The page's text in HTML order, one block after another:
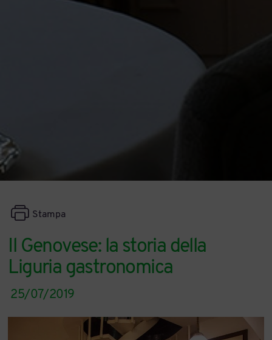
Il Genovese: la storia della
Liguria gastronomica
Stampa
25/07/2019